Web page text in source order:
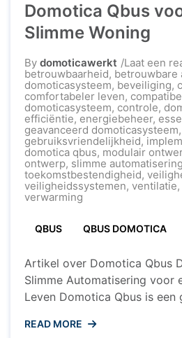
Domotica Qbus
Slimme Woning
By domoticawerkt Laat een
betrouwbaarheid, betrouwbare
domoticasysteem, beveiliging,
comfortabeler leven,
domoticasysteem, controle,
efficiëntie, energiebeheer,
geavanceerd domoticasysteem,
gebruiksvriendelijkheid,
domotica qbus, modulair
ontwerp, slimme automatisering
toekomstbestendigheid,
veiligheidssystemen, ventilatie,
verwarming
QBUS QBUS DOMOTICA
Artikel over Domotica Qbus
Slimme Automatisering voor
Leven Domotica Qbus is een
woning of bedrijf te
READ MORE